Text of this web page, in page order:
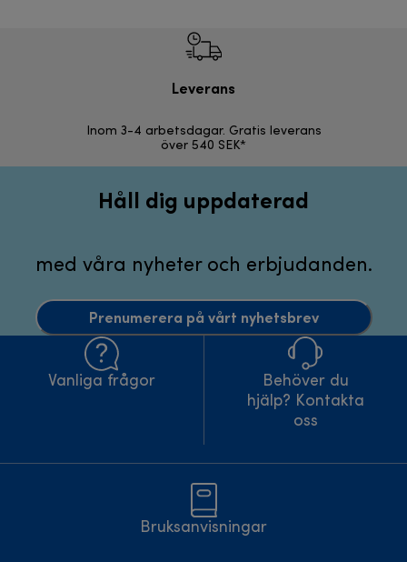
Leverans
Inom 3-4 arbetsdagar. Gratis leverans
över 540 SEK*
Håll dig uppdaterad
med våra nyheter och erbjudanden.
Prenumerera på vårt nyhetsbrev
Vanliga frågor
Behöver du
hjälp? Kontakta
oss
Bruksanvisningar